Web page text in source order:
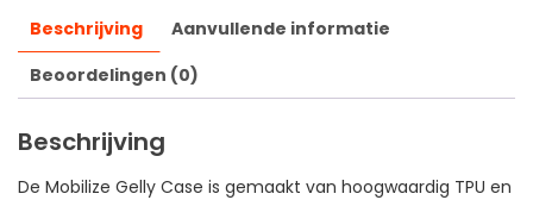
Beschrijving
Aanvullende informatie
Beoordelingen (0)
Beschrijving
De Mobilize Gelly Case is gemaakt van hoogwaardig TPU en